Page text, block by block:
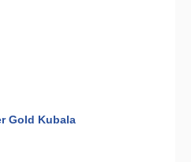
Gold Kubala